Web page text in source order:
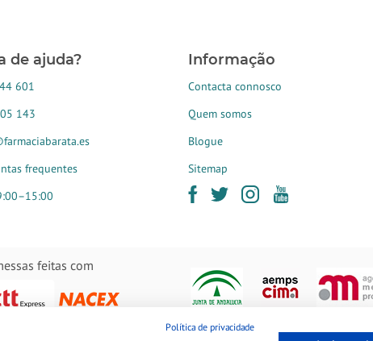
de ajuda?
601
143
frequentes
Informação
Contacta connosco
Quem somos
Blogue
Sitemap
feitas com
Política de privacidade